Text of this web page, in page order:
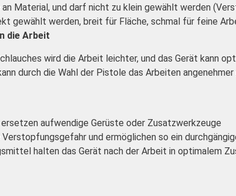
Material, und darf nicht zu klein gewählt werden
gewählt werden, breit für Fläche, schmal für feine
die Arbeit
wird die Arbeit leichter, und das Gerät kann
durch die Wahl der Pistole das Arbeiten
aufwendige Gerüste oder Zusatzwerkzeuge
und ermöglichen so ein
halten das Gerät nach der Arbeit in optimalem